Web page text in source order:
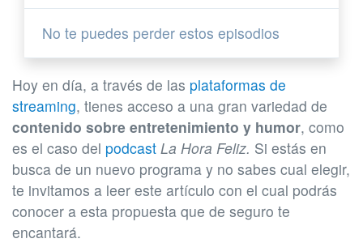
No te puedes perder estos episodios
Hoy en día, a través de las plataformas de
streaming, tienes acceso a una gran variedad de
contenido sobre entretenimiento y humor, como
es el caso del podcast La Hora Feliz. Si estás en
busca de un nuevo programa y no sabes cual elegir,
te invitamos a leer este artículo con el cual podrás
conocer a esta propuesta que de seguro te
encantará.